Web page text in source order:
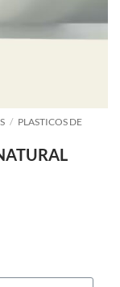
/ PLASTICOS DE